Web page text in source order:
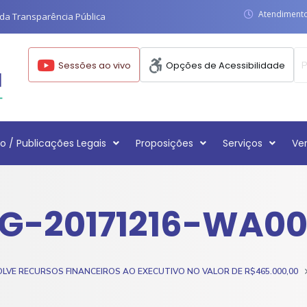
Transparência Pública
Sessões ao vivo Opções de Acessibilidade
/ Publicações Legais Proposições Serviços
20171216-
RECURSOS FINANCEIROS AO EXECUTIVO NO VALOR DE R$465.000,00